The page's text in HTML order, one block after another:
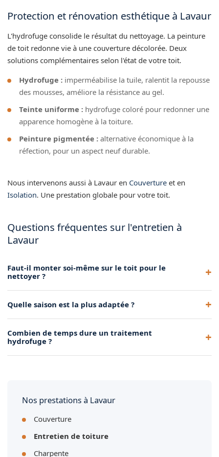
Protection et rénovation esthétique à Lavaur
L'hydrofuge consolide le résultat du nettoyage. La peinture
de toit redonne vie à une couverture décolorée. Deux
solutions complémentaires selon l'état de votre toit.
Hydrofuge : imperméabilise la tuile, ralentit la repousse
des mousses, améliore la résistance au gel.
Teinte uniforme : hydrofuge coloré pour redonner une
apparence homogène à la toiture.
Peinture pigmentée : alternative économique à la
réfection, pour un aspect neuf durable.
Nous intervenons aussi à Lavaur en Couverture et en
Isolation. Une prestation globale pour votre toit.
Questions fréquentes sur l'entretien à
Lavaur
Faut-il monter soi-même sur le toit pour le
nettoyer ?
professionnel et une assurance. Mieux vaut faire appel à un
artisan.
Quelle saison est la plus adaptée ?
températures modérées, offrent les meilleures conditions.
Combien de temps dure un traitement
hydrofuge ?
Nos prestations à Lavaur
Couverture
Entretien de toiture
Charpente